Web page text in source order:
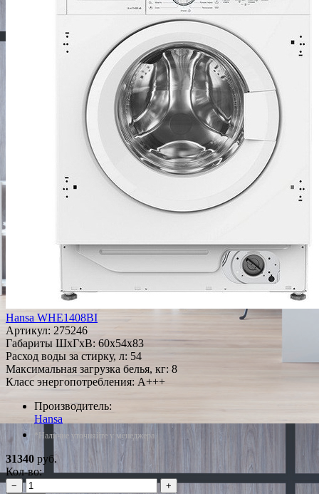
Hansa WHE1408BI
Артикул: 275246
Габариты ШxГxВ: 60x54x83
Расход воды за стирку, л: 54
Максимальная загрузка белья, кг: 8
Класс энергопотребления: A+++
Производитель:
Hansa
*Наличие уточняйте у менеджера
31340 руб.
Кол-во:
−
+